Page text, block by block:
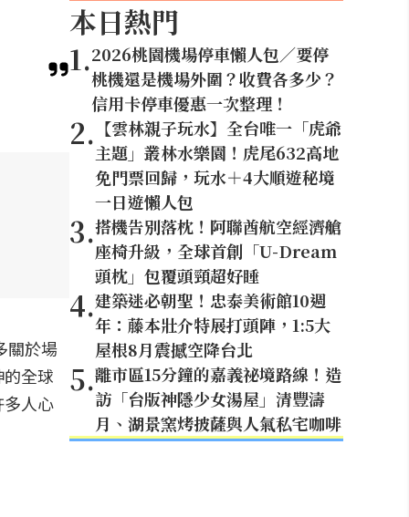
關於場
全球
人心
本日熱門
1.2026桃園機場停車懶人包／要停
桃機還是機場外圍？收費各多少？
信用卡停車優惠一次整理！
2. 【雲林親子玩水】全台唯一「虎爺
主題」叢林水樂園！虎尾632高地
免門票回歸，玩水＋4大順遊秘境
一日遊懶人包
3.搭機告別落枕！阿聯酋航空經濟艙
座椅升級，全球首創「U-Dream
頭枕」包覆頭頸超好睡
4.建築迷必朝聖！忠泰美術館10週
年：藤本壯介特展打頭陣，1:5大
屋根8月震撼空降台北
5.離市區15分鐘的嘉義祕境路線！造
訪「台版神隱少女湯屋」清豐濤
月、湖景窯烤披薩與人氣私宅咖啡